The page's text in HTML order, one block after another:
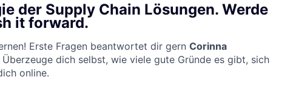
der Supply Chain Lösungen. Werde
it forward.
Erste Fragen beantwortet dir gern Corinna
Überzeuge dich selbst, wie viele gute Gründe es gibt, sich
online.